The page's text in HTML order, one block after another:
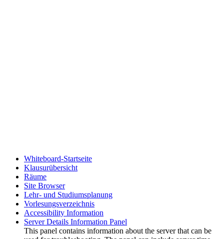
Whiteboard-Startseite
Klausurübersicht
Räume
Site Browser
Lehr- und Studiumsplanung
Vorlesungsverzeichnis
Accessibility Information
Server Details Information Panel
This panel contains information about the server that can be